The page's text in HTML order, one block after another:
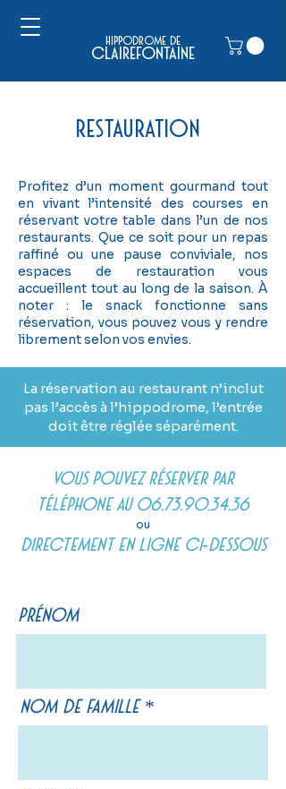
hippodrome de
clairefontaine
restauration
Profitez d’un moment gourmand tout
en vivant l’intensité des courses en
réservant votre table dans l’un de nos
restaurants. Que ce soit pour un repas
raffiné ou une pause conviviale, nos
espaces de restauration vous
accueillent tout au long de la saison. À
noter : le snack fonctionne sans
réservation, vous pouvez vous y rendre
librement selon vos envies.
La réservation au restaurant n’inclut
pas l’accès à l’hippodrome, l’entrée
doit être réglée séparément.
Vous pouvez réserver par
téléphone au 06.73.90.34.36
ou
directement en ligne ci-dessous
Prénom
Nom de famille